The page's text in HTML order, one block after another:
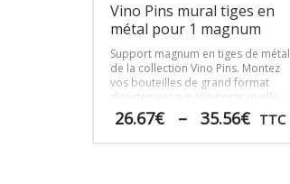
Vino Pins mural tiges en
métal pour 1 magnum
Support magnum en tiges de métal
de la collection Vino Pins. Montez
vos bouteilles de grand format
directement sur n’importe quelle
surface murale grâce à nos
systèmes d’ancrage exclusifs.
26.67€ – 35.56€ Plage
TTC